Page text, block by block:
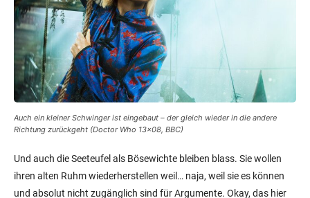
Auch ein kleiner Schwinger ist eingebaut – der gleich wieder in die andere
Richtung zurückgeht (Doctor Who 13×08, BBC)
Und auch die Seeteufel als Bösewichte bleiben blass. Sie wollen
ihren alten Ruhm wiederherstellen weil… naja, weil sie es können
und absolut nicht zugänglich sind für Argumente. Okay, das hier